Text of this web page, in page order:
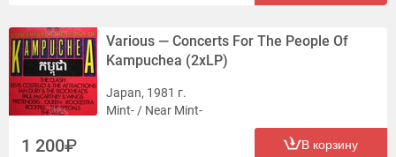
Various — Concerts For The People Of
Kampuchea (2xLP)
Japan, 1981 г.
Mint- / Near Mint-
1 200 В корзину